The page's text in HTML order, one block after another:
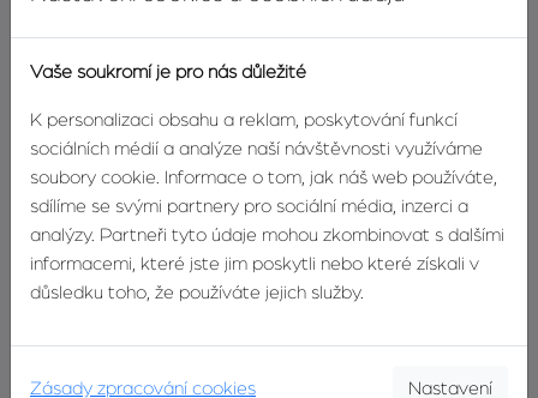
domě
Celková podlahová
plocha
34m²
Užitná plocha 34m²
Vlastnictví osobní
Vaše soukromí je pro nás důležité
K personalizaci obsahu a reklam, poskytování funkcí
sociálních médií a analýze naší návštěvnosti využíváme
soubory cookie. Informace o tom, jak náš web používáte,
sdílíme se svými partnery pro sociální média, inzerci a
analýzy. Partneři tyto údaje mohou zkombinovat s dalšími
informacemi, které jste jim poskytli nebo které získali v
důsledku toho, že používáte jejich služby.
Zásady zpracování cookies Nastavení